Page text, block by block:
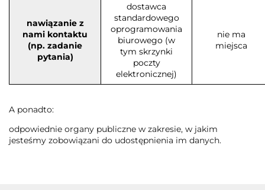
nawiązanie z
nami kontaktu
(np. zadanie
pytania)
dostawca
standardowego
oprogramowania
biurowego (w
tym skrzynki
poczty
elektronicznej)
nie ma
miejsca
A ponadto:
odpowiednie organy publiczne w zakresie, w jakim
jesteśmy zobowiązani do udostępnienia im danych.